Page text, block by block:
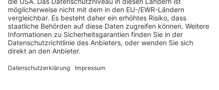
Kennen Sie schon unseren